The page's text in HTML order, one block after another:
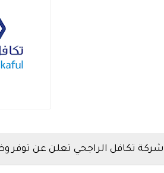
شركة تكافل الراجحي تعلن عن توفر